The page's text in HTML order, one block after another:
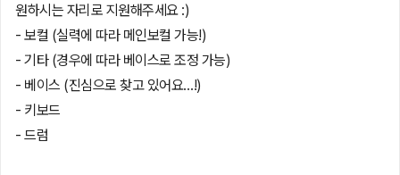
원하시는 자리로 지원해주세요 :)
- 보컬 (실력에 따라 메인보컬 가능!)
- 기타 (경우에 따라 베이스로 조정 가능)
- 베이스 (진심으로 찾고 있어요…!)
- 키보드
- 드럼